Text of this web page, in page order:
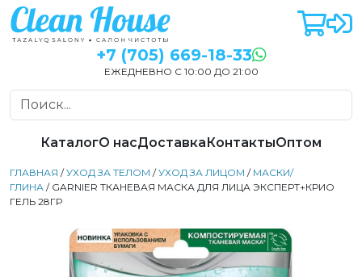
+7 (705) 669-18-33
ЕЖЕДНЕВНО С 10:00 ДО 21:00
КаталогО насДоставкаКонтактыОптом
ГЛАВНАЯ /УХОД ЗА ТЕЛОМ /УХОД ЗА ЛИЦОМ / МАСКИ/
ГЛИНА / GARNIER ТКАНЕВАЯ МАСКА ДЛЯ ЛИЦА ЭКСПЕРТ+КРИО
ГЕЛЬ 28ГР